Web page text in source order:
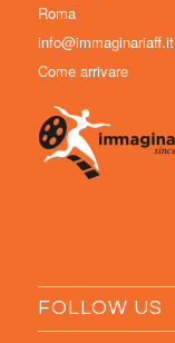
Roma
info@immaginariaff.it
Come arrivare
FOLLOW US